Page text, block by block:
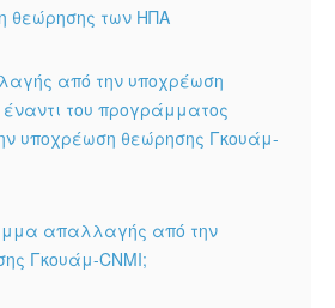
θεώρησης των ΗΠΑ
από την υποχρέωση
του προγράμματος
υποχρέωση θεώρησης Γκουάμ-
απαλλαγής από την
Γκουάμ-CNMI;